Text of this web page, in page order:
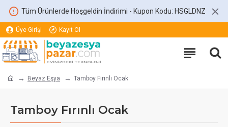
Tüm Ürünlerde Hoşgeldin İndirimi - Kupon Kodu: HSGLDNZ
Üye Girişi Kayıt Ol
Beyaz Eşya Tamboy Fırınlı Ocak
Tamboy Fırınlı Ocak